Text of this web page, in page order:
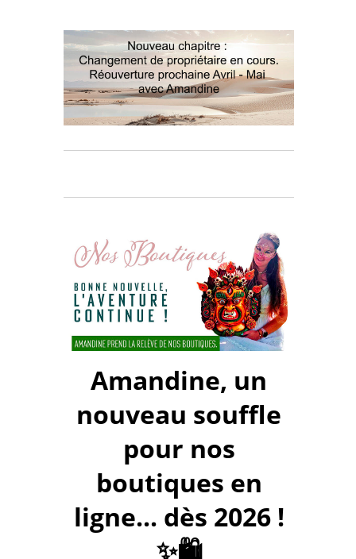
Amandine, un
nouveau souffle
pour nos
boutiques en
ligne... dès 2026 !
✨🛍️